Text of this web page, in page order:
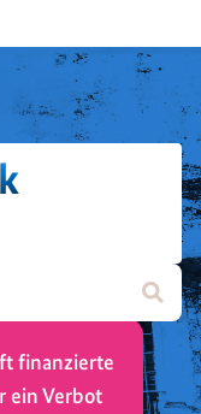
finanzierte
ein Verbot